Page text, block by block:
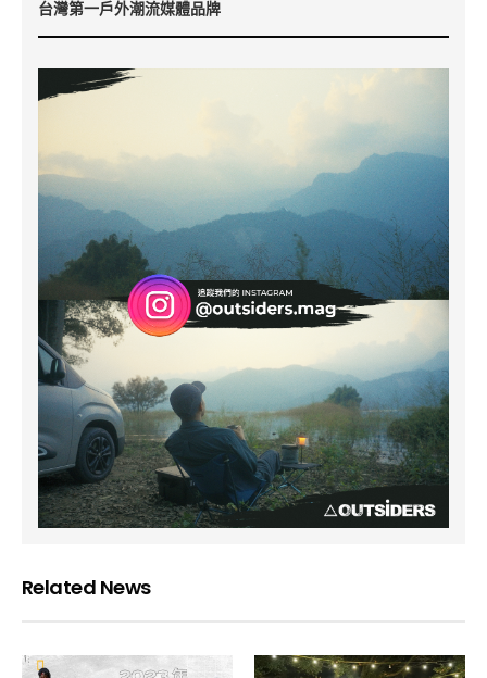
台灣第一戶外潮流媒體品牌
Related News